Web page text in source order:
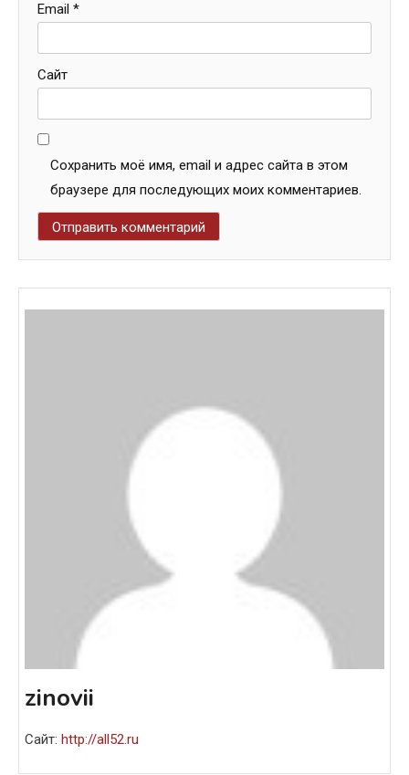
Email *
Сайт
Сохранить моё имя, email и адрес сайта в этом
браузере для последующих моих комментариев.
zinovii
Сайт: http://all52.ru